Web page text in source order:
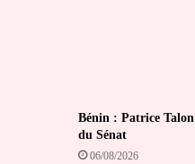
Bénin : Patrice
du Sénat
06/08/2026